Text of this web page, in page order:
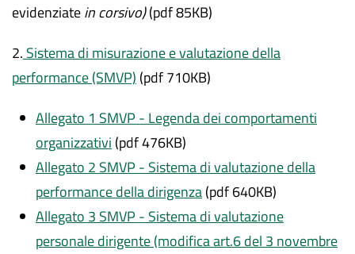
evidenziatein corsivo)(pdf 85KB)
2. Sistema di misurazione e valutazione della
performance (SMVP) (pdf 710KB)
Allegato 1 SMVP - Legenda dei comportamenti
organizzativi (pdf 476KB)
Allegato 2 SMVP - Sistema di valutazione della
performance della dirigenza(pdf 640KB)
Allegato 3 SMVP - Sistema di valutazione
personale dirigente (modifica art.6 del 3 novembre